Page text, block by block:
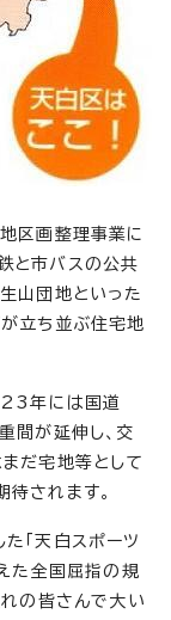
区画整理事業に
と市バスの公共
山団地といった
立ち並ぶ住宅地
23年には国道
間が延伸し、交
だ宅地等として
されます。
「天白スポーツ
た全国屈指の規
れの皆さんで大い